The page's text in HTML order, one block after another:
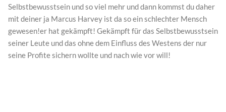
Selbstbewusstsein und so viel mehr und dann kommst du daher
mit deiner ja Marcus Harvey ist da so ein schlechter Mensch
gewesen!er hat gekämpft! Gekämpft für das Selbstbewusstsein
seiner Leute und das ohne dem Einfluss des Westens der nur
seine Profite sichern wollte und nach wie vor will!